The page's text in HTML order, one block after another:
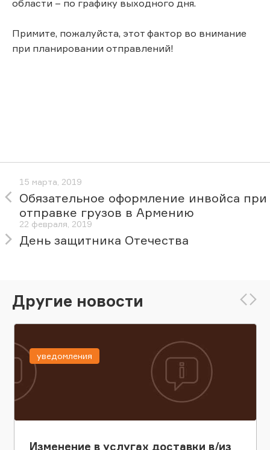
области – по графику выходного дня.
Примите, пожалуйста, этот фактор во внимание
при планировании отправлений!
15 марта, 2019
Обязательное оформление инвойса при
отправке грузов в Армению
22 февраля, 2019
День защитника Отечества
Другие новости
Изменение в услугах доставки в/из
уведомления